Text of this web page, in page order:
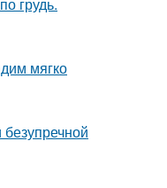
мягко